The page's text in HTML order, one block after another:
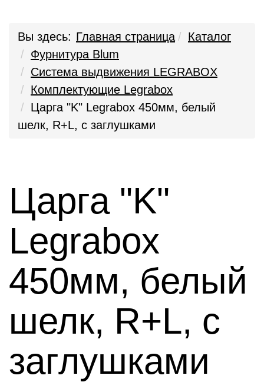
Вы здесь: Главная страница
Каталог
Фурнитура Blum
Система выдвижения LEGRABOX
Комплектующие Legrabox
Царга "K" Legrabox 450мм, белый
шелк, R+L, с заглушками
Царга "K"
Legrabox
450мм, белый
шелк, R+L, с
заглушками